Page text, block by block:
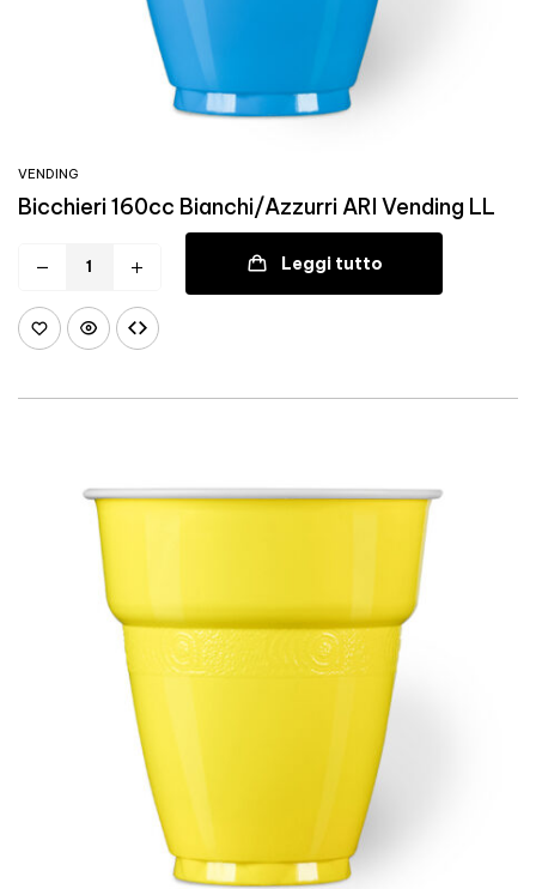
VENDING
Bicchieri 160cc Bianchi/Azzurri ARI Vending LL
Leggi tutto